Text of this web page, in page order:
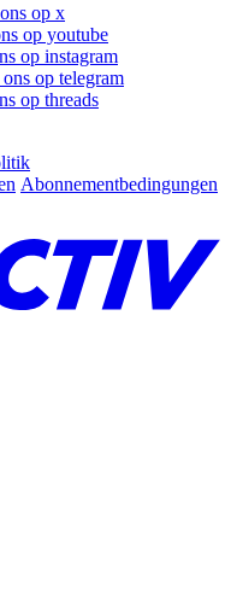
op x
op youtube
op instagram
op telegram
op threads
Abonnementbedingungen